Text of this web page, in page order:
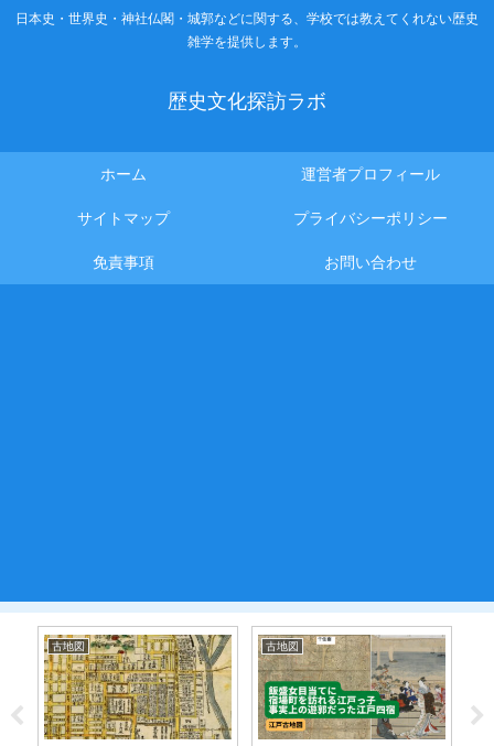
日本史・世界史・神社仏閣・城郭などに関する、学校では教えてくれない歴史
雑学を提供します。
歴史文化探訪ラボ
ホーム 運営者プロフィール
サイトマップ プライバシーポリシー
免責事項 お問い合わせ
古地図 古地図